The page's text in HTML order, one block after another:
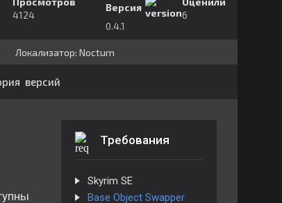
4124
Версия
0.4.1
6
Локализатор: ⁣⁣⁣Nocturn
версий
Требования
Skyrim SE
Base Object Swapper